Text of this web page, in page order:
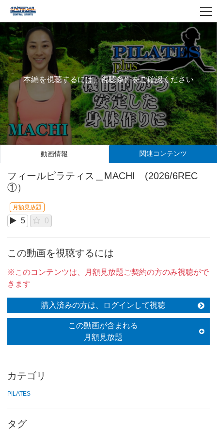
本編を視聴するには、視聴条件をご確認ください
動画情報 関連コンテンツ
フィールピラティス＿MACHI (2026/6REC
①）
月額見放題
5 0
この動画を視聴するには
※このコンテンツは、月額見放題ご契約の方のみ視聴がで
きます
購入済みの方は、ログインして視聴
この動画が含まれる
月額見放題
カテゴリ
PILATES
タグ